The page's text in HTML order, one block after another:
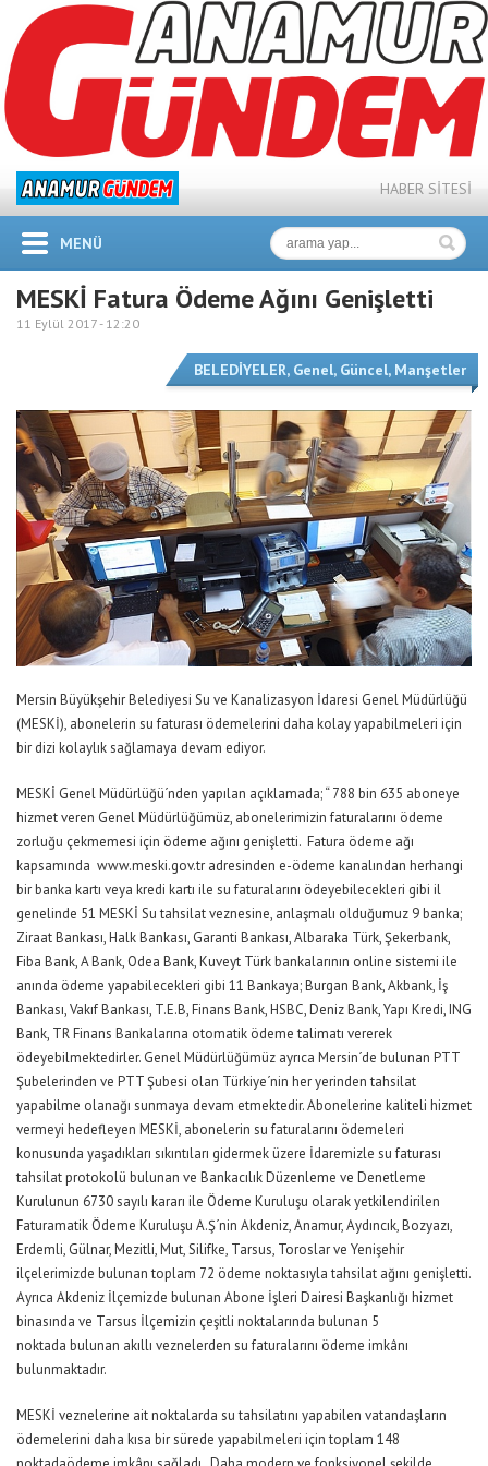
HABER SİTESİ
MENÜ
MESKİ Fatura Ödeme Ağını Genişletti
11 Eylül 2017 - 12:20
BELEDİYELER, Genel, Güncel, Manşetler
Mersin Büyükşehir Belediyesi Su ve Kanalizasyon İdaresi Genel Müdürlüğü
(MESKİ), abonelerin su faturası ödemelerini daha kolay yapabilmeleri için
bir dizi kolaylık sağlamaya devam ediyor.
MESKİ Genel Müdürlüğü´nden yapılan açıklamada; “ 788 bin 635 aboneye
hizmet veren Genel Müdürlüğümüz, abonelerimizin faturalarını ödeme
zorluğu çekmemesi için ödeme ağını genişletti. Fatura ödeme ağı
kapsamında www.meski.gov.tr adresinden e-ödeme kanalından herhangi
bir banka kartı veya kredi kartı ile su faturalarını ödeyebilecekleri gibi il
genelinde 51 MESKİ Su tahsilat veznesine, anlaşmalı olduğumuz 9 banka;
Ziraat Bankası, Halk Bankası, Garanti Bankası, Albaraka Türk, Şekerbank,
Fiba Bank, A Bank, Odea Bank, Kuveyt Türk bankalarının online sistemi ile
anında ödeme yapabilecekleri gibi 11 Bankaya; Burgan Bank, Akbank, İş
Bankası, Vakıf Bankası, T.E.B, Finans Bank, HSBC, Deniz Bank, Yapı Kredi, ING
Bank, TR Finans Bankalarına otomatik ödeme talimatı vererek
ödeyebilmektedirler. Genel Müdürlüğümüz ayrıca Mersin´de bulunan PTT
Şubelerinden ve PTT Şubesi olan Türkiye´nin her yerinden tahsilat
yapabilme olanağı sunmaya devam etmektedir. Abonelerine kaliteli hizmet
vermeyi hedefleyen MESKİ, abonelerin su faturalarını ödemeleri
konusunda yaşadıkları sıkıntıları gidermek üzere İdaremizle su faturası
tahsilat protokolü bulunan ve Bankacılık Düzenleme ve Denetleme
Kurulunun 6730 sayılı kararı ile Ödeme Kuruluşu olarak yetkilendirilen
Faturamatik Ödeme Kuruluşu A.Ş´nin Akdeniz, Anamur, Aydıncık, Bozyazı,
Erdemli, Gülnar, Mezitli, Mut, Silifke, Tarsus, Toroslar ve Yenişehir
ilçelerimizde bulunan toplam 72 ödeme noktasıyla tahsilat ağını genişletti.
Ayrıca Akdeniz İlçemizde bulunan Abone İşleri Dairesi Başkanlığı hizmet
binasında ve Tarsus İlçemizin çeşitli noktalarında bulunan 5
noktada bulunan akıllı veznelerden su faturalarını ödeme imkânı
bulunmaktadır.
MESKİ veznelerine ait noktalarda su tahsilatını yapabilen vatandaşların
ödemelerini daha kısa bir sürede yapabilmeleri için toplam 148